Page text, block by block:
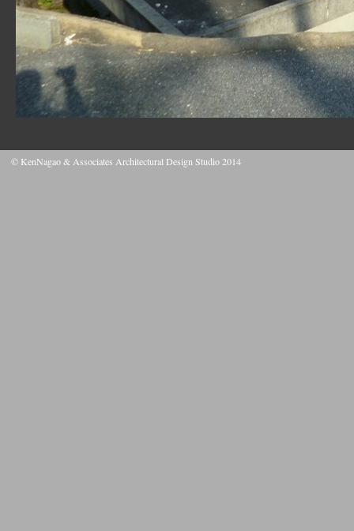
© KenNagao & Associates Architectural Design Studio 2014